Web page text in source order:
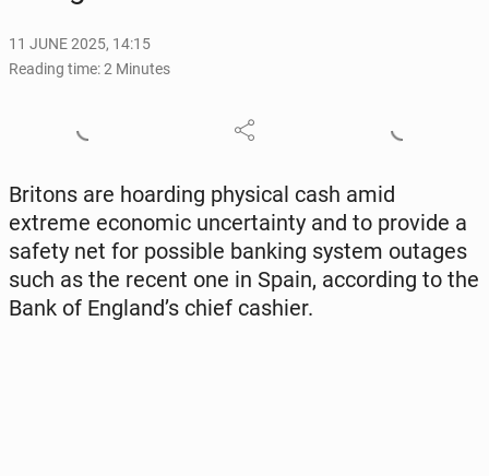
11 JUNE 2025, 14:15
Reading time: 2 Minutes
Britons are hoard­ing phys­i­cal cash amid
extreme eco­nom­ic un­cer­tain­ty and to provide a
safety net for pos­si­ble banking system outages
such as the recent one in Spain, ac­cord­ing to the
Bank of England’s chief cashier.